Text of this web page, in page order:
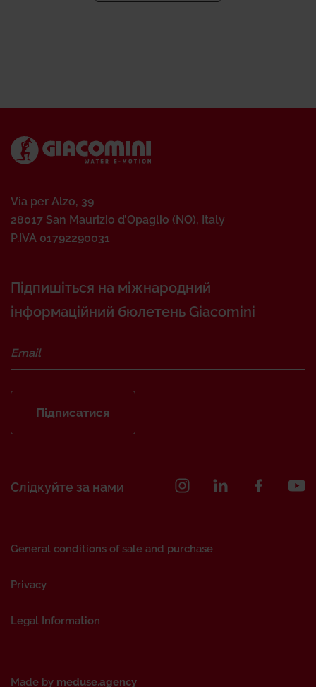
Via per Alzo, 39
28017 San Maurizio d’Opaglio (NO), Italy
P.IVA 01792290031
Підпишіться на міжнародний
інформаційний бюлетень Giacomini
Підписатися
Слідкуйте за нами
Made by meduse.agency
General conditions of sale and purchase
Privacy
Legal Information